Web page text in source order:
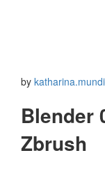
by
Blender
Zbrush